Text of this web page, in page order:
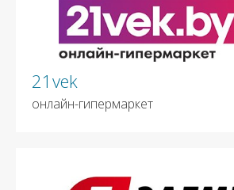
21vek
онлайн-гипермаркет